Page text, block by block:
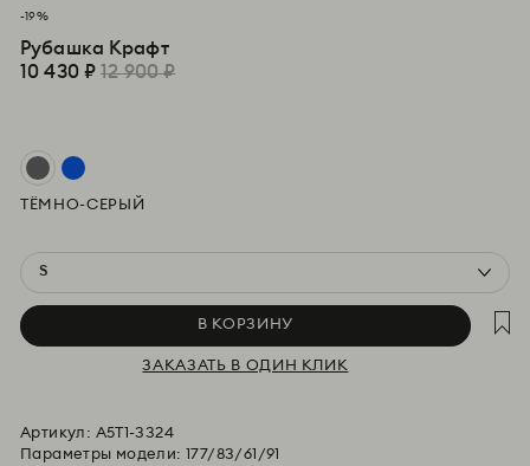
-19%
Рубашка Крафт
10 430 ₽ 12 900 ₽
В КОРЗИНУ
ЗАКАЗАТЬ В ОДИН КЛИК
Артикул: A5T1-3324
Параметры модели: 177/83/61/91